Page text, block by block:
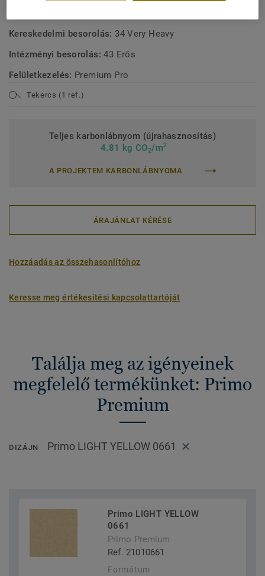
Kereskedelmi besorolás: 34 Very Heavy
Intézményi besorolás:43 Erős
Felületkezelés: Premium Pro
Tekercs (1 ref.)
Teljes karbonlábnyom (újrahasznosítás)
4.81 kg CO2/m2
A PROJEKTEM KARBONLÁBNYOMA
ÁRAJÁNLAT KÉRÉSE
Hozzáadás az összehasonlítóhoz
Keresse meg értékesítési kapcsolattartóját
Találja meg az igényeinek
megfelelő termékünket: Primo
Premium
DIZÁJN Primo LIGHT YELLOW 0661
Primo LIGHT YELLOW
0661
Primo Premium
Ref. 21010661
Formátum